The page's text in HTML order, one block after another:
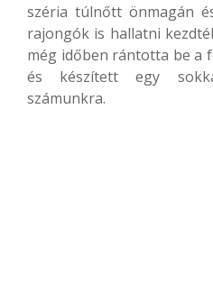
széria túlnőtt önmagán
rajongók is hallatni
még időben rántotta be a
és készített egy
számunkra.